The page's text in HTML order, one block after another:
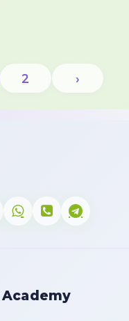
2 ›
Academy